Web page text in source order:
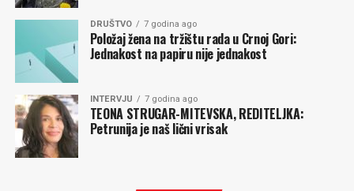
DRUŠTVO 7 godina ago
Položaj žena na tržištu rada u Crnoj Gori:
Jednakost na papiru nije jednakost
INTERVJU 7 godina ago
TEONA STRUGAR-MITEVSKA, REDITELJKA:
Petrunija je naš lični vrisak